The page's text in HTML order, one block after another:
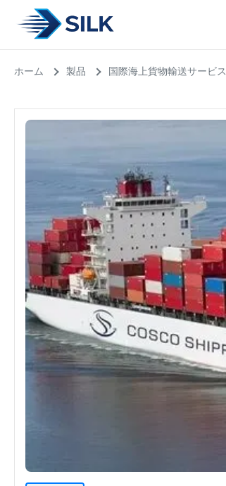
ホーム 製品 国際海上貨物輸送サービス